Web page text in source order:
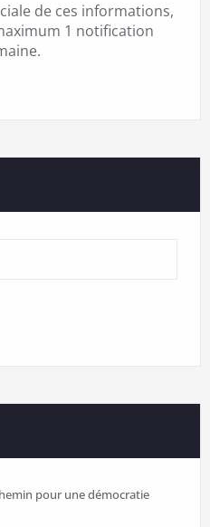
de ces informations,
1 notification
pour une démocratie